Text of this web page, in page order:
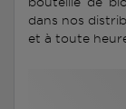
dans nos
et à toute